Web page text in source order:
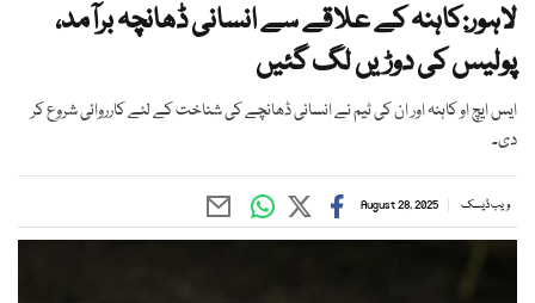
لاہور:کاہنہ کے علاقے سے انسانی ڈھانچہ برآمد،
پولیس کی دوڑیں لگ گئیں
ایس ایچ او کاہنہ اور ان کی ٹیم نے انسانی ڈھانچے کی شناخت کے لئے کارروائی شروع کر
دی۔
ویب ڈیسک August 28, 2025